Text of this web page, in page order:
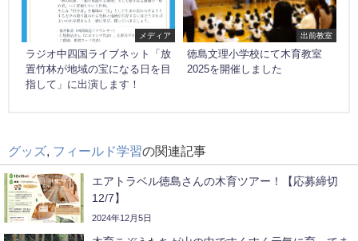
メディア
ラジオ中四国ライブネット「放
置竹林が地域の宝になる日を目
指して」に出演します！
出前教室
徳島文理小学校にて木育教室
2025を開催しました
グッズ フィールド学習の関連記事
エアトラベル徳島さんの木育ツアー！【応募締切
12/7】
2024年12月5日